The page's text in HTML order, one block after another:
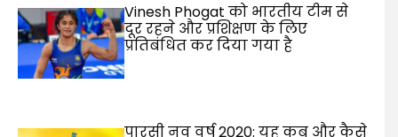
Vinesh Phogat को भारतीय टीम से
दूर रहने और प्रशिक्षण के लिए
प्रतिबंधित कर दिया गया है
पारसी नव वर्ष 2020: यह कब और कैसे